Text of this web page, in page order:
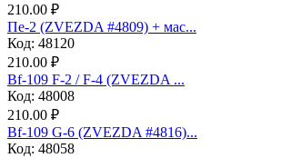
210.00 ₽
Пе-2 (ZVEZDA #4809) + мас...
Код: 48120
210.00 ₽
Bf-109 F-2 / F-4 (ZVEZDA ...
Код: 48008
210.00 ₽
Bf-109 G-6 (ZVEZDA #4816)...
Код: 48058